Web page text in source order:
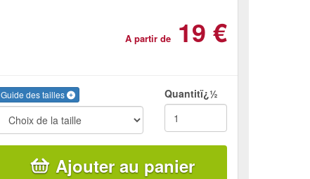
A partir de 19 €
Guide des tailles Quantitï¿½
Ajouter au panier